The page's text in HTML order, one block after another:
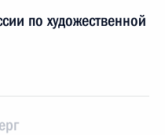
по художественной